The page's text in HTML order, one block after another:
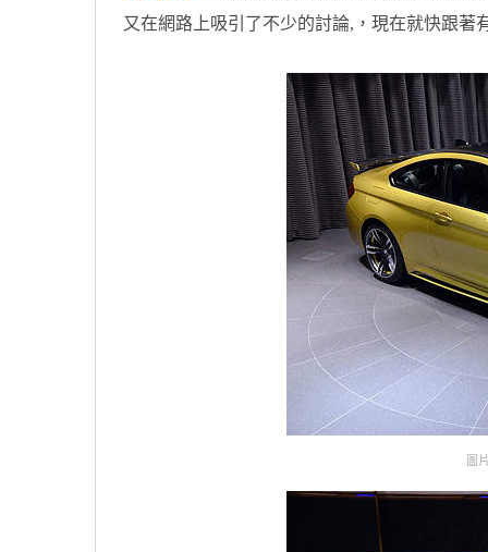
又在網路上吸引了不少的討論,，現在就快跟著
圖